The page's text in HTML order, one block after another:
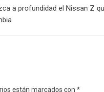
a profundidad el Nissan Z
están marcados con *